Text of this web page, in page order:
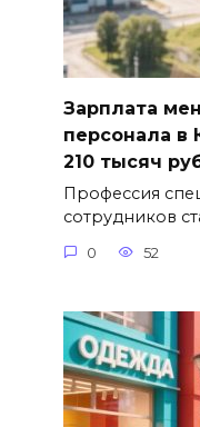
Зарплата
персонала в
210 тысяч
Профессия
сотрудников
0 52